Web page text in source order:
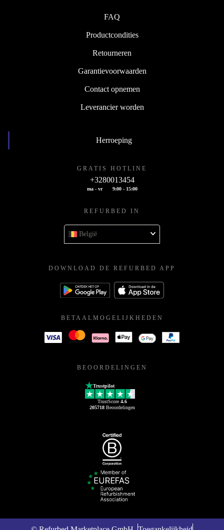
FAQ
Productcondities
Retourneren
Garantievoorwaarden
Contact opnemen
Leverancier worden
Herroeping
GRATIS HOTLINE
+3280013454
ma - vr 9:00 - 15:00
REFURBED IN
België
DOWNLOAD DE REFURBED APP
BETAALMOGELIJKHEDEN
BEOORDELINGEN
Trustpilot
TrustScore 4.6
205718Beoordelingen